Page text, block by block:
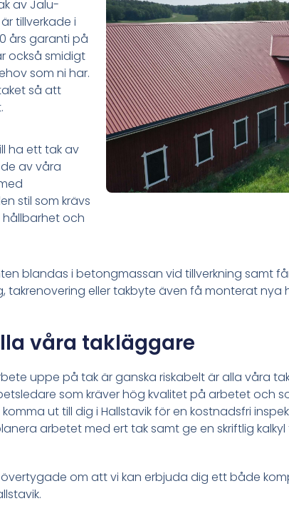
av Jalu-
tillverkade i
års garanti på
också smidigt
som ni har.
så att
ha ett tak av
av våra
stil som krävs
och
blandas i betongmassan vid tillverkning samt
eller takbyte även få monterat nya
våra takläggare
uppe på tak är ganska riskabelt är alla våra
som kräver hög kvalitet på arbetet och
ut till dig i Hallstavik för en kostnadsfri
arbetet med ert tak samt ge en skriftlig
om att vi kan erbjuda dig ett både